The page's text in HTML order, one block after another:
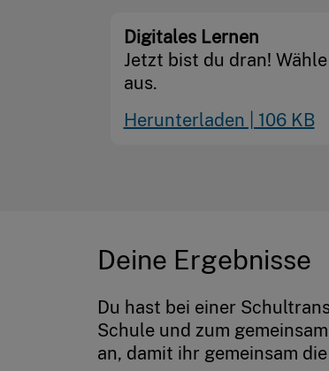
Digitales Lernen
Jetzt bist du dran!
aus.
Herunterladen | 106 KB
Deine Ergebnisse
Du hast bei einer
Schule und zum
an, damit ihr gemeinsam